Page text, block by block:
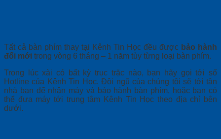
Tất cả bàn phím thay tại Kênh Tin Học đều được bảo hành
đổi mới trong vòng 6 tháng – 1 năm tùy từng loại bàn phím.
Trong lúc xài có bất kỳ trục trặc nào, bạn hãy gọi tới số
Hotline của Kênh Tin Học. Đội ngũ của chúng tôi sẽ tới tận
nhà bạn để nhận máy và bảo hành bàn phím, hoặc bạn có
thể đưa máy tới trung tâm Kênh Tin Học theo địa chỉ bên
dưới.